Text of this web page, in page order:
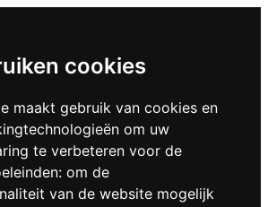
cookies
maakt gebruik van cookies en
om uw
te verbeteren voor de
om de
van de website mogelijk